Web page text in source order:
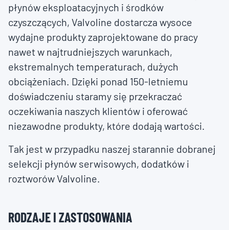
płynów eksploatacyjnych i środków
czyszczących, Valvoline dostarcza wysoce
wydajne produkty zaprojektowane do pracy
nawet w najtrudniejszych warunkach,
ekstremalnych temperaturach, dużych
obciążeniach. Dzięki ponad 150-letniemu
doświadczeniu staramy się przekraczać
oczekiwania naszych klientów i oferować
niezawodne produkty, które dodają wartości.
Tak jest w przypadku naszej starannie dobranej
selekcji płynów serwisowych, dodatków i
roztworów Valvoline.
RODZAJE I ZASTOSOWANIA